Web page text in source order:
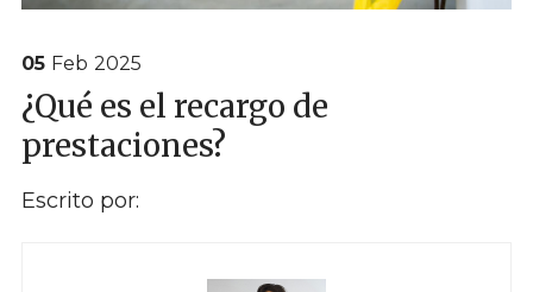
05 Feb 2025
¿Qué es el recargo de
prestaciones?
Escrito por: